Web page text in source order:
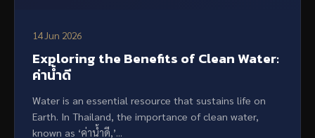
14 Jun 2026
Exploring the Benefits of Clean Water:
ค่าน้ำดี
Water is an essential resource that sustains life on
Earth. In Thailand, the importance of clean water,
known as ‘ค่าน้ำดี,’...